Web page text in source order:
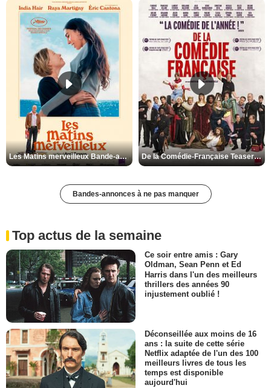
Les Matins merveilleux Bande-annonce VF De la Comédie-Française Teaser VF
Bandes-annonces à ne pas manquer
Top actus de la semaine
Ce soir entre amis : Gary
Oldman, Sean Penn et Ed
Harris dans l'un des meilleurs
thrillers des années 90
injustement oublié !
Déconseillée aux moins de 16
ans : la suite de cette série
Netflix adaptée de l'un des 100
meilleurs livres de tous les
temps est disponible
aujourd'hui